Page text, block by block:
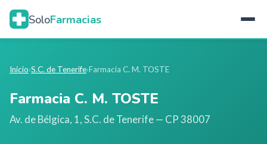
SoloFarmacias
Inicio›S.C. de Tenerife›Farmacia C. M. TOSTE
Farmacia C. M. TOSTE
Av. de Bélgica, 1,S.C. de Tenerife— CP 38007